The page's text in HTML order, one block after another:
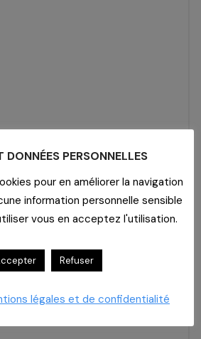
DONNÉES PERSONNELLES
pour en améliorer la navigation
information personnelle sensible
vous en acceptez l'utilisation.
Refuser
légales et de confidentialité